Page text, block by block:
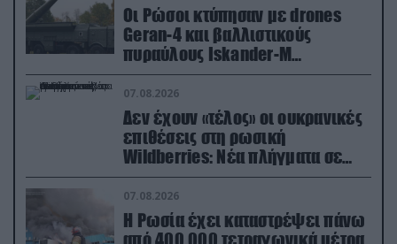
Οι Ρώσοι κτύπησαν με drones
Geran-4 και βαλλιστικούς
πυραύλους Iskander-M
ουκρανικό τρένο με στρατιωτικό
εξοπλισμό
07.08.2026
Δεν έχουν «τέλος» οι ουκρανικές
επιθέσεις στη ρωσική
Wildberries: Νέα πλήγματα σε
εγκαταστάσεις στα Ουράλια
07.08.2026
Η Ρωσία έχει καταστρέψει πάνω